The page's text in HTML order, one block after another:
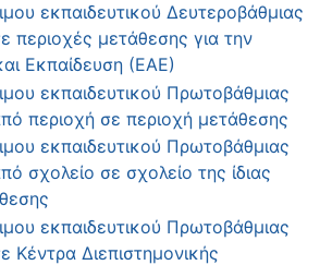
εκπαιδευτικού Δευτεροβάθμιας
περιοχές μετάθεσης για την
Εκπαίδευση (ΕΑΕ)
εκπαιδευτικού Πρωτοβάθμιας
περιοχή σε περιοχή μετάθεσης
εκπαιδευτικού Πρωτοβάθμιας
σχολείο σε σχολείο της ίδιας
εκπαιδευτικού Πρωτοβάθμιας
Κέντρα Διεπιστημονικής